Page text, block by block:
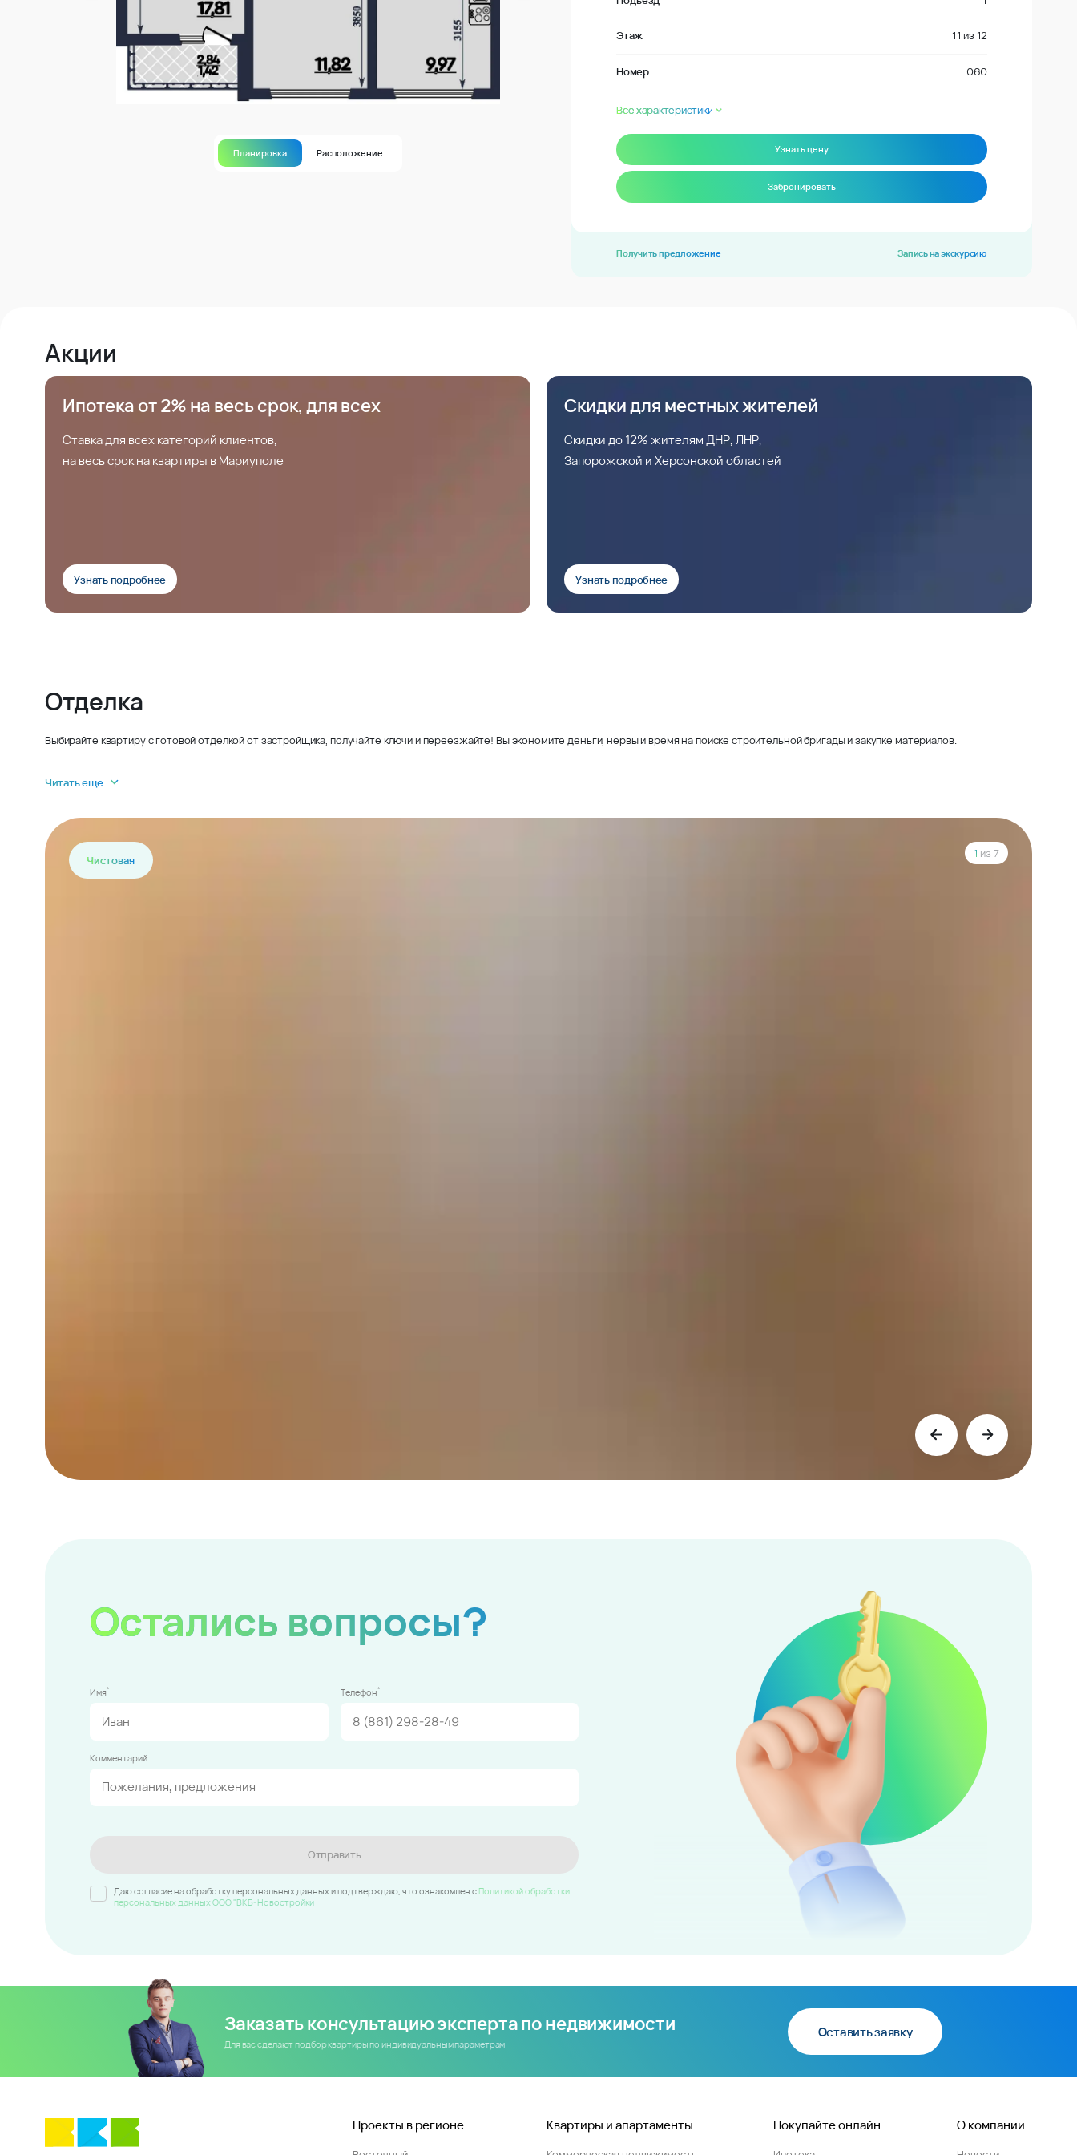
Планировка Расположение
Этаж 11 из 12
Номер 060
Все характеристики
Узнать цену
Забронировать
Получить предложение Запись на экскурсию
Акции
Ипотека от 2% на весь срок, для всех
Ставка для всех категорий клиентов,
на весь срок на квартиры в Мариуполе
Узнать подробнее
Скидки для местных жителей
Скидки до 12% жителям ДНР, ЛНР,
Запорожской и Херсонской областей
Узнать подробнее
Отделка
Выбирайте квартиру с готовой отделкой от застройщика, получайте ключи и переезжайте! Вы экономите деньги, нервы и время на поиске строительной бригады и закупке материалов.
Читать еще
Чистовая
1 из 7
Остались вопросы?
Имя* Телефон*
Комментарий
Отправить
Даю согласие на обработку персональных данных и подтверждаю, что ознакомлен c Политикой обработки
персональных данных ООО "ВКБ-Новостройки
Заказать консультацию эксперта по недвижимости
Для вас сделают подбор квартиры по индивидуальным параметрам
Оставить заявку
Проекты в регионе Квартиры и апартаменты Покупайте онлайн О компании